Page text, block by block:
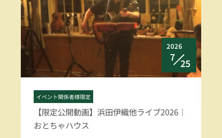
2026
7
25
イベント関係者様限定
【限定公開動画】浜田伊織他ライブ2026｜
おとちゃハウス